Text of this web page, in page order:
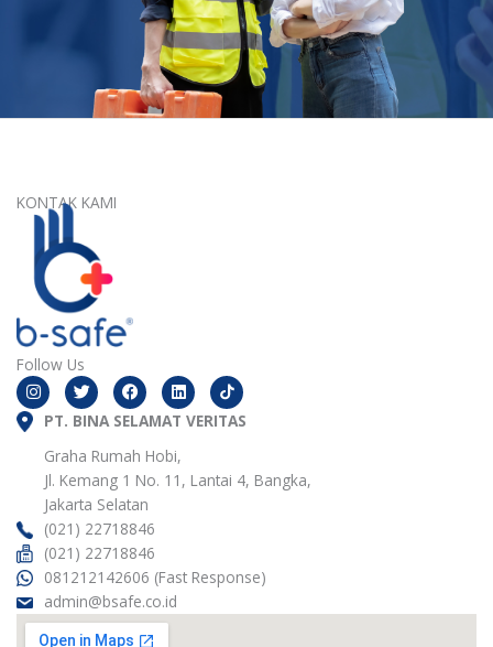
KONTAK KAMI
Follow Us
I
n
s
t
T
w
i
t
e
F
a
c
e
o
o
L
i
n
k
i
n
PT. BINA SELAMAT VERITAS
Graha Rumah Hobi,
Jl. Kemang 1 No. 11, Lantai 4, Bangka,
Jakarta Selatan
(021) 22718846
(021) 22718846
081212142606 (Fast Response)
admin@bsafe.co.id